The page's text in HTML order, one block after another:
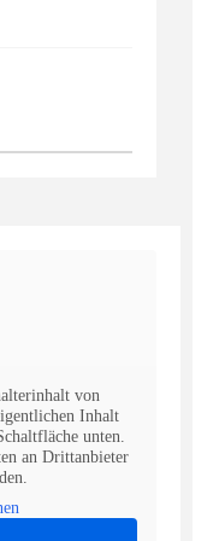
von
Inhalt
unten.
an Drittanbieter